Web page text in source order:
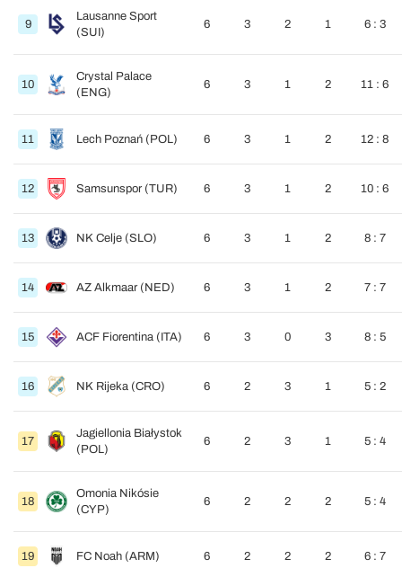
9
Lausanne Sport
(SUI)
6 3 2 1 6 : 3
10
Crystal Palace
(ENG)
6 3 1 2 11 : 6
11 Lech Poznań (POL) 6 3 1 2 12 : 8
12 Samsunspor (TUR) 6 3 1 2 10 : 6
13 NK Celje (SLO) 6 3 1 2 8 : 7
14 AZ Alkmaar (NED) 6 3 1 2 7 : 7
15 ACF Fiorentina (ITA) 6 3 0 3 8 : 5
16 NK Rijeka (CRO) 6 2 3 1 5 : 2
17
Jagiellonia Białystok
(POL)
6 2 3 1 5 : 4
18
Omonia Nikósie
(CYP)
6 2 2 2 5 : 4
19 FC Noah (ARM) 6 2 2 2 6 : 7